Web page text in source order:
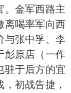
。金军西路主
离喝率军向西
与张中孚、李
彭原店（一作
驻于后方的宜
初战告捷，